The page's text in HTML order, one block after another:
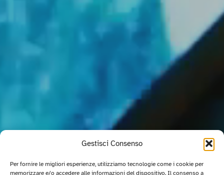
Gestisci Consenso
Per fornire le migliori esperienze, utilizziamo tecnologie come i cookie per
memorizzare e/o accedere alle informazioni del dispositivo. Il consenso a